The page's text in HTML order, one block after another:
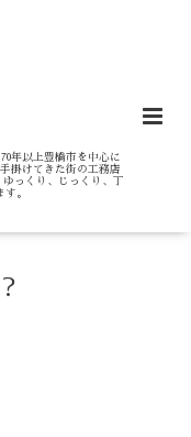
年以上豊橋市を中心に
掛けてきた街の工務店
っくり、じっくり、丁
。